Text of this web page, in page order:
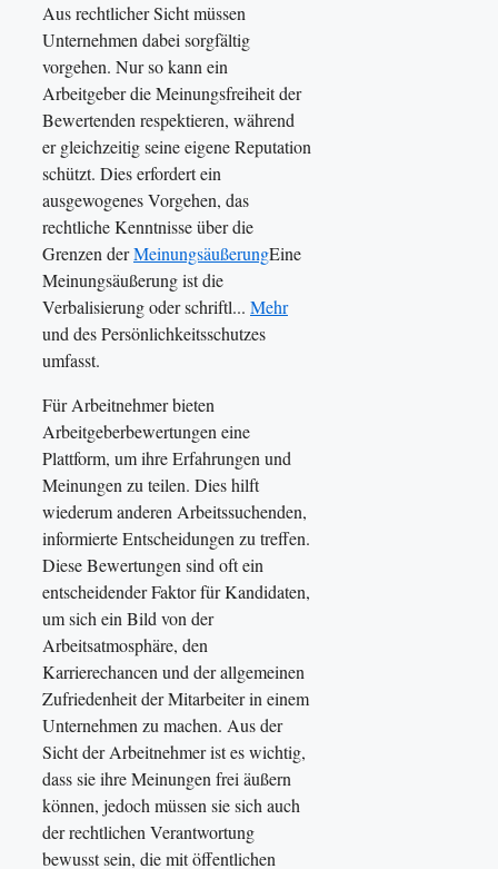
Aus rechtlicher Sicht müssen
Unternehmen dabei sorgfältig
vorgehen. Nur so kann ein
Arbeitgeber die Meinungsfreiheit der
Bewertenden respektieren, während
er gleichzeitig seine eigene Reputation
schützt. Dies erfordert ein
ausgewogenes Vorgehen, das
rechtliche Kenntnisse über die
Grenzen derMeinungsäußerungEine
Meinungsäußerung ist die
Verbalisierung oder schriftl... Mehr
und des Persönlichkeitsschutzes
umfasst.
Für Arbeitnehmer bieten
Arbeitgeberbewertungen eine
Plattform, um ihre Erfahrungen und
Meinungen zu teilen. Dies hilft
wiederum anderen Arbeitssuchenden,
informierte Entscheidungen zu treffen.
Diese Bewertungen sind oft ein
entscheidender Faktor für Kandidaten,
um sich ein Bild von der
Arbeitsatmosphäre, den
Karrierechancen und der allgemeinen
Zufriedenheit der Mitarbeiter in einem
Unternehmen zu machen. Aus der
Sicht der Arbeitnehmer ist es wichtig,
dass sie ihre Meinungen frei äußern
können, jedoch müssen sie sich auch
der rechtlichen Verantwortung
bewusst sein, die mit öffentlichen